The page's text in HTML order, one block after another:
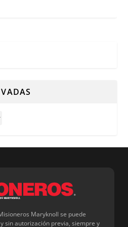
Maryknoll se puede
sin autorización previa, siempre y